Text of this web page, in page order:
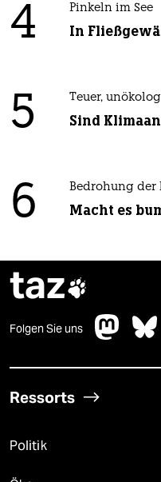
4 Pinkeln im See
In
5 Teuer,
Sind
6 Bedrohung der
Macht es
taz
Folgen Sie uns
Ressorts
Politik